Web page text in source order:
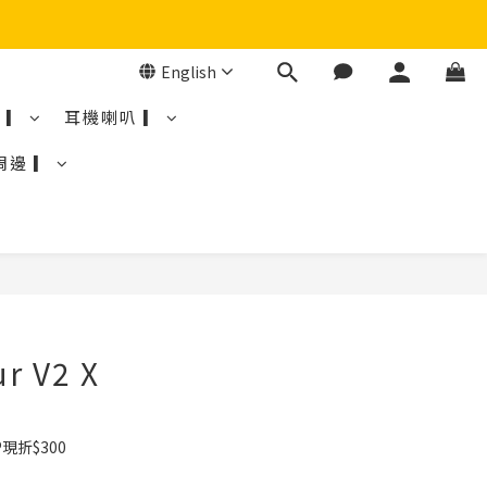
English
▎
耳機喇叭 ▎
邊 ▎
V2 X
折$300